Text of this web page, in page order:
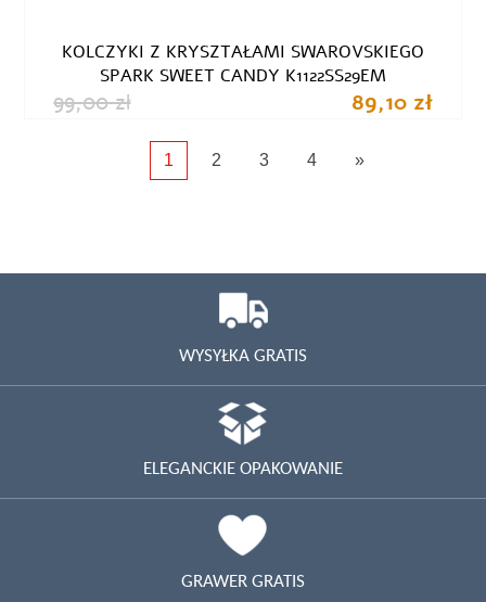
KOLCZYKI Z KRYSZTAŁAMI SWAROVSKIEGO
SPARK SWEET CANDY K1122SS29EM
99,00 zł 89,10 zł
1 2 3 4 »
WYSYŁKA GRATIS
ELEGANCKIE OPAKOWANIE
GRAWER GRATIS